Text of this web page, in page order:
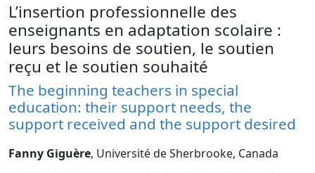
L’insertion professionnelle des
enseignants en adaptation scolaire :
leurs besoins de soutien, le soutien
reçu et le soutien souhaité
The beginning teachers in special
education: their support needs, the
support received and the support desired
Fanny Giguère, Université de Sherbrooke, Canada